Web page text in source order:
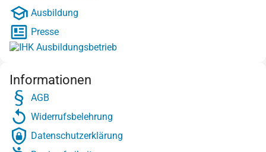
Ausbildung
Presse
Informationen
AGB
Widerrufsbelehrung
Datenschutzerklärung